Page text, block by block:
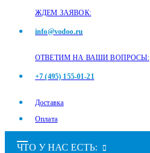
ЖДЕМ ЗАЯВОК:
info@vodoo.ru
ОТВЕТИМ НА ВАШИ ВОПРОСЫ:
+7 (495) 155-01-21
Доставка
Оплата
ЧТО У НАС ЕСТЬ: